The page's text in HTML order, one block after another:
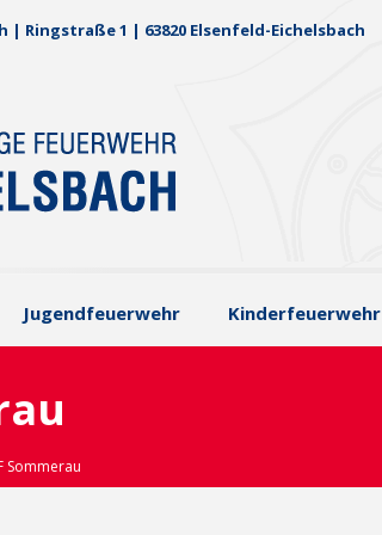
| Ringstraße 1 | 63820 Elsenfeld-Eichelsbach
Jugendfeuerwehr Kinderfeuerwehr
Sommerau